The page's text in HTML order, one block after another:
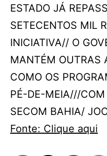
ESTADO JÁ
SETECENTOS MIL
INICIATIVA// O
MANTÉM OUTRAS
COMO OS
PÉ-DE-MEIA///COM
SECOM BAHIA/
Fonte: Clique aqui